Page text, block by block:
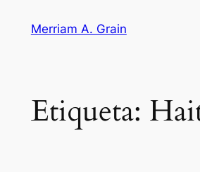
Merriam A. Grain
Etiqueta: